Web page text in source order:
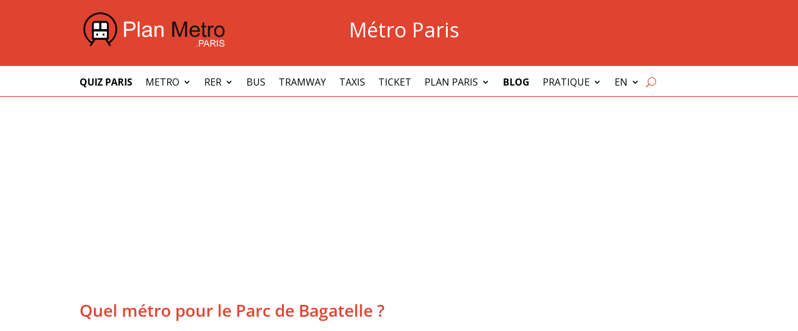
Métro Paris
QUIZ PARIS METRO RER BUS TRAMWAY TAXIS TICKET PLAN PARIS BLOG PRATIQUE EN
Quel métro pour le Parc de Bagatelle ?